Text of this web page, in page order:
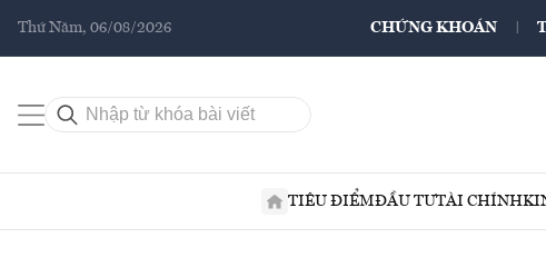
Thứ Năm, 06/08/2026 CHỨNG KHOÁN
TIÊU ĐIỂMĐẦU TƯTÀI CHÍNH